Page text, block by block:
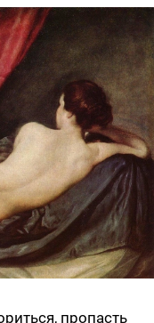
пропасть